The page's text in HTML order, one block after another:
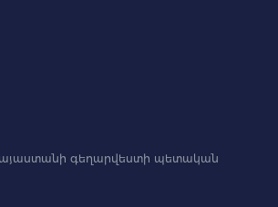
գեղարվեստի պետական